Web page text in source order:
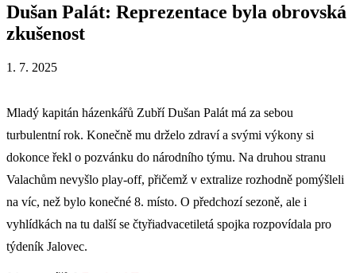
Dušan Palát: Reprezentace byla obrovská
zkušenost
1. 7. 2025
Mladý kapitán házenkářů Zubří Dušan Palát má za sebou
turbulentní rok. Konečně mu drželo zdraví a svými výkony si
dokonce řekl o pozvánku do národního týmu. Na druhou stranu
Valachům nevyšlo play-off, přičemž v extralize rozhodně pomýšleli
na víc, než bylo konečné 8. místo. O předchozí sezoně, ale i
vyhlídkách na tu další se čtyřiadvacetiletá spojka rozpovídala pro
týdeník Jalovec.